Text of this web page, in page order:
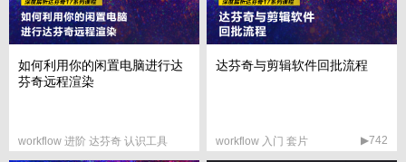
如何利用你的闲置电脑进行达
芬奇远程渲染
workflow 进阶 达芬奇 认识工具
达芬奇与剪辑软件回批流程
workflow 入门 套片 ▶742